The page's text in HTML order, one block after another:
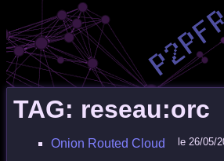
TAG: reseau:orc
Onion Routed Cloud le 26/05/